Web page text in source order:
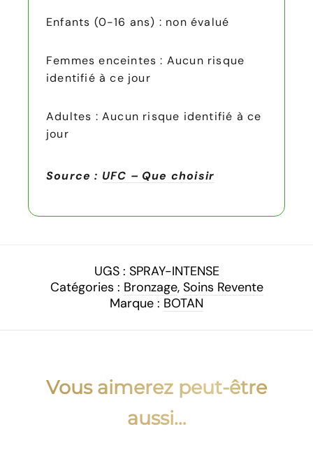
Enfants (0-16 ans) : non évalué
Femmes enceintes : Aucun risque
identifié à ce jour
Adultes : Aucun risque identifié à ce
jour
Source : UFC – Que choisir
UGS : SPRAY-INTENSE
Catégories : Bronzage, Soins Revente
Marque : BOTAN
Vous aimerez peut-être
aussi…